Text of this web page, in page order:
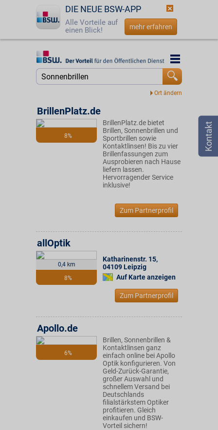
DIE NEUE BSW-APP
Alle Vorteile auf
einen Blick!
mehr erfahren
Startseite
Login
☎ 0800 - 279 25 82
Startseite
8%
BrillenPlatz.de
BrillenPlatz.de bietet
Brillen, Sonnenbrillen und
Sportbrillen sowie
Kontaktlinsen! Bis zu vier
Brillenfassungen zum
Ausprobieren nach Hause
liefern lassen.
Hervorragender Service
inklusive!
Zum Partnerprofil
0,4 km
8%
allOptik
Katharinenstr. 15,
04109 Leipzig
Auf Karte anzeigen
Zum Partnerprofil
6%
Apollo.de
Brillen, Sonnenbrillen &
Kontaktlinsen ganz
einfach online bei Apollo
Optik konfigurieren. Von
Geld-Zurück-Garantie,
großer Auswahl und
schnellem Versand bei
Deutschlands
filialstärkstem Optiker
profitieren. Gleich
einkaufen und BSW-
Vorteil sichern!